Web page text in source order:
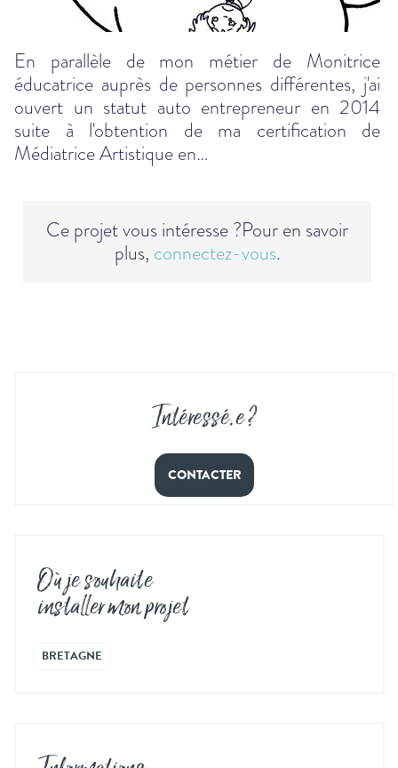
En parallèle de mon métier de Monitrice
éducatrice auprès de personnes différentes, j'ai
ouvert un statut auto entrepreneur en 2014
suite à l'obtention de ma certification de
Médiatrice Artistique en…
Ce projet vous intéresse ?Pour en savoir
plus, connectez-vous.
Intéressé.e ?
CONTACTER
Où je souhaite
installer mon projet
BRETAGNE